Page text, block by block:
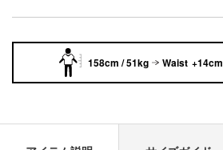
158cm / 51kg Waist +14cm